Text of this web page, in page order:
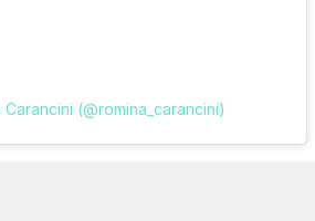
(@romina_carancini)